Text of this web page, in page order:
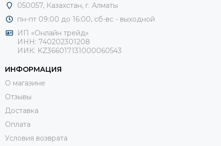
050057, Казахстан, г. Алматы
пн-пт 09:00 до 16:00, сб-вс - выходной
ИП «Онлайн трейд»
ИНН: 740202301208
ИИК: KZ366017131000060543
ИНФОРМАЦИЯ
О магазине
Отзывы
Доставка
Оплата
Условия возврата